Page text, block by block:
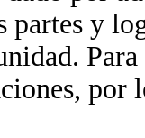
partes y